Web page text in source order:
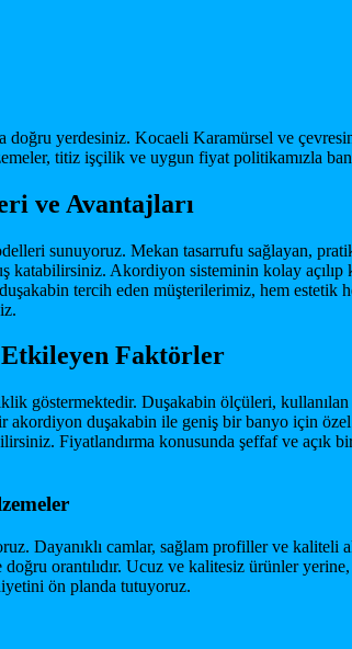
doğru yerdesiniz. Kocaeli Karamürsel ve
titiz işçilik ve uygun fiyat politikamızla
ve Avantajları
sunuyoruz. Mekan tasarrufu sağlayan,
Akordiyon sisteminin kolay açılıp
tercih eden müşterilerimiz, hem
Faktörler
göstermektedir. Duşakabin ölçüleri,
duşakabin ile geniş bir banyo için
Fiyatlandırma konusunda şeffaf ve açık
Dayanıklı camlar, sağlam profiller ve kaliteli
orantılıdır. Ucuz ve kalitesiz ürünler
ön planda tutuyoruz.